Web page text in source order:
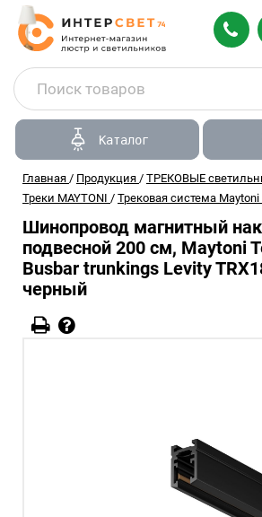
Каталог
Главная / Продукция / ТРЕКОВЫЕ
Треки MAYTONI / Трековая система Maytoni
Шинопровод магнитный
подвесной 200 см, Maytoni
Busbar trunkings Levity
черный